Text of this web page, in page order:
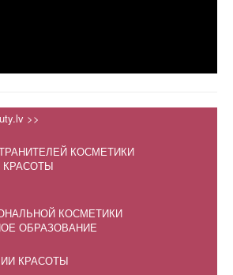
>>
КОСМЕТИКИ
КРАСОТЫ
КОСМЕТИКИ
ОБРАЗОВАНИЕ
КРАСОТЫ